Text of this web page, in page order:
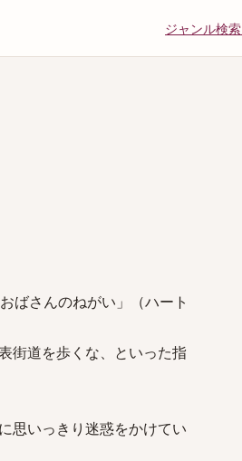
ジャンル検索
ばさんのねがい」（ハート
街道を歩くな、といった指
思いっきり迷惑をかけてい